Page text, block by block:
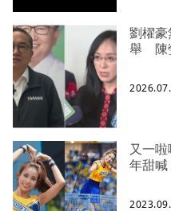
劉櫂
舉 陳
又一
年甜